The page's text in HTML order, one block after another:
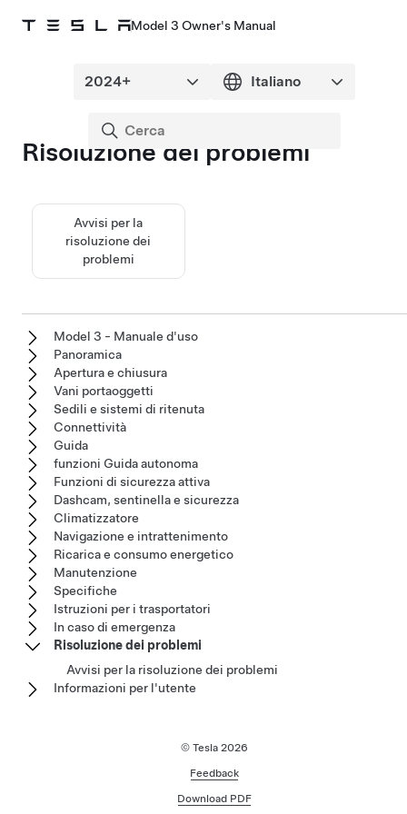
Model 3 Owner's Manual
Risoluzione dei problemi
Avvisi per la
risoluzione dei
problemi
Model 3 - Manuale d'uso
Panoramica
Apertura e chiusura
Vani portaoggetti
Sedili e sistemi di ritenuta
Connettività
Guida
funzioni Guida autonoma
Funzioni di sicurezza attiva
Dashcam, sentinella e sicurezza
Climatizzatore
Navigazione e intrattenimento
Ricarica e consumo energetico
Manutenzione
Specifiche
Istruzioni per i trasportatori
In caso di emergenza
Risoluzione dei problemi
Avvisi per la risoluzione dei problemi
Informazioni per l'utente
© Tesla 2026
Feedback
Download PDF